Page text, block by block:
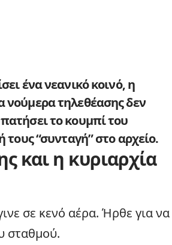
ένα νεανικό κοινό, η
τηλεθέασης δεν
το κουμπί του
“συνταγή” στο αρχείο.
και η κυριαρχία
σε κενό αέρα. Ήρθε για να
σταθμού.